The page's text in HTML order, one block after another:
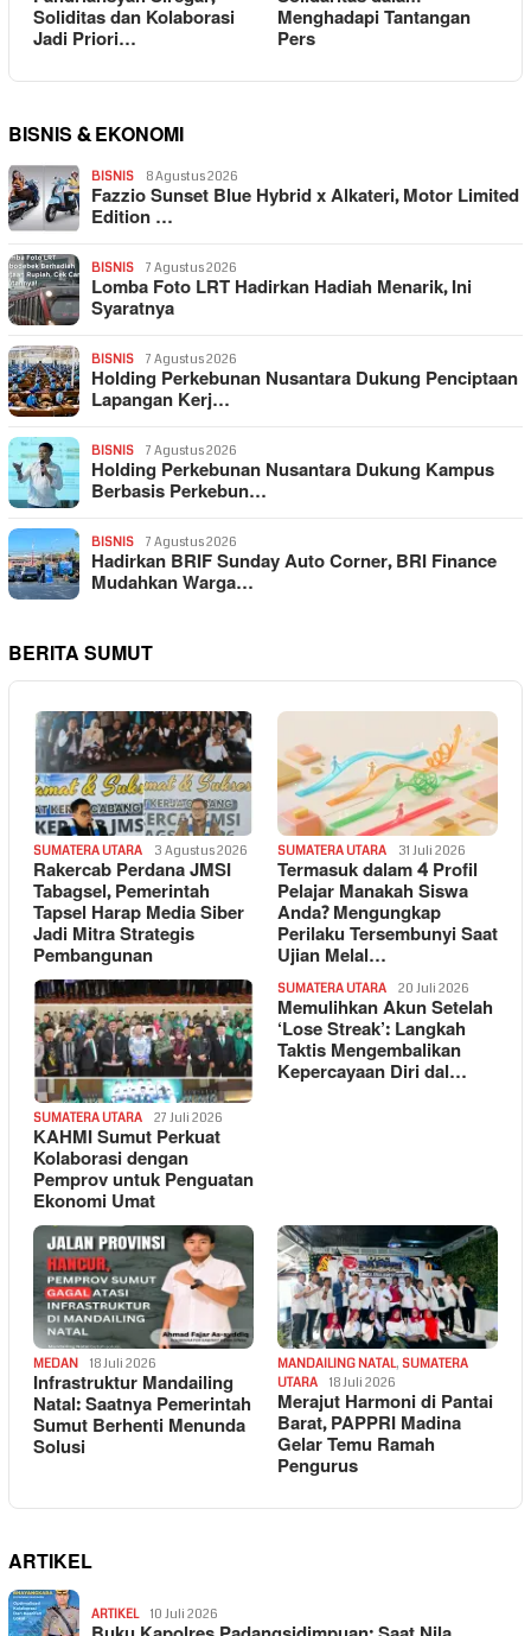
Soliditas dan Kolaborasi
Jadi Priori…
Menghadapi Tantangan
Pers
BISNIS & EKONOMI
BISNIS 8 Agustus 2026
Fazzio Sunset Blue Hybrid x Alkateri, Motor Limited
Edition …
BISNIS 7 Agustus 2026
Lomba Foto LRT Hadirkan Hadiah Menarik, Ini
Syaratnya
BISNIS 7 Agustus 2026
Holding Perkebunan Nusantara Dukung Penciptaan
Lapangan Kerj…
BISNIS 7 Agustus 2026
Holding Perkebunan Nusantara Dukung Kampus
Berbasis Perkebun…
BISNIS 7 Agustus 2026
Hadirkan BRIF Sunday Auto Corner, BRI Finance
Mudahkan Warga…
BERITA SUMUT
SUMATERA UTARA 3 Agustus 2026
Rakercab Perdana JMSI
Tabagsel, Pemerintah
Tapsel Harap Media Siber
Jadi Mitra Strategis
Pembangunan
SUMATERA UTARA 31 Juli 2026
Termasuk dalam 4 Profil
Pelajar Manakah Siswa
Anda? Mengungkap
Perilaku Tersembunyi Saat
Ujian Melal…
SUMATERA UTARA 27 Juli 2026
KAHMI Sumut Perkuat
Kolaborasi dengan
Pemprov untuk Penguatan
Ekonomi Umat
SUMATERA UTARA 20 Juli 2026
Memulihkan Akun Setelah
‘Lose Streak’: Langkah
Taktis Mengembalikan
Kepercayaan Diri dal…
MEDAN 18 Juli 2026
Infrastruktur Mandailing
Natal: Saatnya Pemerintah
Sumut Berhenti Menunda
Solusi
MANDAILING NATAL, SUMATERA
UTARA
18 Juli 2026
Merajut Harmoni di Pantai
Barat, PAPPRI Madina
Gelar Temu Ramah
Pengurus
ARTIKEL
ARTIKEL 10 Juli 2026